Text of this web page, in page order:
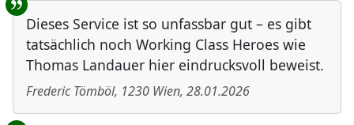
Dieses Service ist so unfassbar gut – es gibt
tatsächlich noch Working Class Heroes wie
Thomas Landauer hier eindrucksvoll beweist.
Frederic Tömböl, 1230 Wien, 28.01.2026